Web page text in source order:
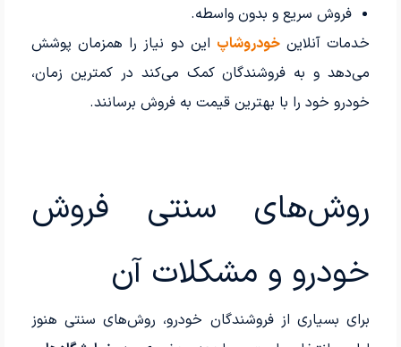
فروش سریع و بدون واسطه.
خدمات آنلاینخودروشاپ این دو نیاز را همزمان پوشش
می‌دهد و به فروشندگان کمک می‌کند در کمترین زمان،
خودرو خود را با بهترین قیمت به فروش برسانند.
روش‌های سنتی فروش
خودرو و مشکلات آن
برای بسیاری از فروشندگان خودرو، روش‌های سنتی هنوز